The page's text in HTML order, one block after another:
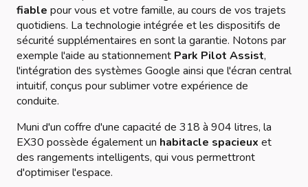
fiable pour vous et votre famille, au cours de vos trajets
quotidiens. La technologie intégrée et les dispositifs de
sécurité supplémentaires en sont la garantie. Notons par
exemple l'aide au stationnement Park Pilot Assist,
l'intégration des systèmes Google ainsi que l'écran central
intuitif, conçus pour sublimer votre expérience de
conduite.
Muni d'un coffre d'une capacité de 318 à 904 litres, la
EX30 possède également un habitacle spacieux et
des rangements intelligents, qui vous permettront
d'optimiser l'espace.